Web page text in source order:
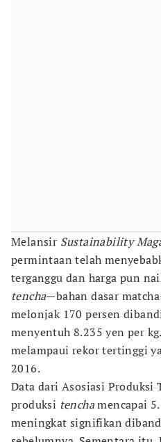
Melansir Sustainability
permintaan telah
terganggu dan harga pun
tencha—bahan dasar
melonjak 170 persen
menyentuh 8.235 yen per
melampaui rekor tertinggi
2016.
Data dari Asosiasi Produksi
produksi tenchamencapai
meningkat signifikan